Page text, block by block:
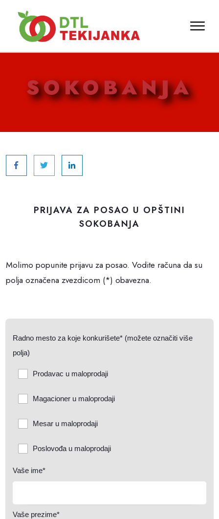
SOKOBANJA
PRIJAVA ZA POSAO U OPŠTINI
SOKOBANJA
Molimo popunite prijavu za posao. Vodite računa da su
polja označena zvezdicom (*) obavezna.
Radno mesto za koje konkurišete* (možete označiti više
polja)
Prodavac u maloprodaji
Magacioner u maloprodaji
Mesar u maloprodaji
Poslovođa u maloprodaji
Vaše ime*
Vaše prezime*